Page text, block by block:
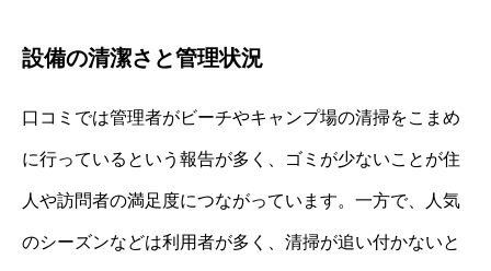
設備の清潔さと管理状況
口コミでは管理者がビーチやキャンプ場の清掃をこまめ
に行っているという報告が多く、ゴミが少ないことが住
人や訪問者の満足度につながっています。一方で、人気
のシーズンなどは利用者が多く、清掃が追い付かないと